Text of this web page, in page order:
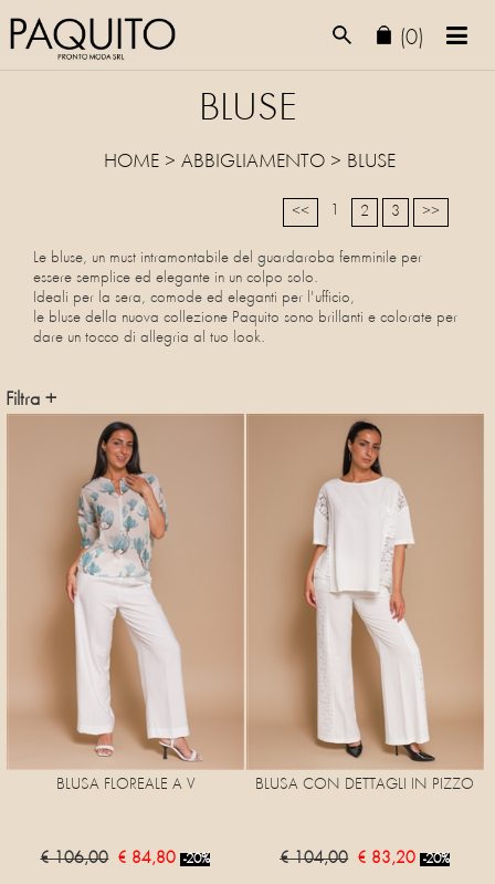
(0)
BLUSE
HOME> ABBIGLIAMENTO> BLUSE
<< 2 3 >>
Le bluse, un must intramontabile del guardaroba femminile per
essere semplice ed elegante in un colpo solo.
Ideali per la sera, comode ed eleganti per l'ufficio,
le bluse della nuova collezione Paquito sono brillanti e colorate per
dare un tocco di allegria al tuo look.
Filtra +
BLUSA FLOREALE A V
€ 106,00 € 84,80 -20%
BLUSA CON DETTAGLI IN PIZZO
€ 104,00 € 83,20 -20%